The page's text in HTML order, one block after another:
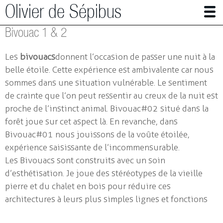
Olivier de Sépibus
Photographer | Artist
The Alps in mutation
Bee care full
works in Photography
Installations
Small architectures
Immersion
The red room
Place of birth
Bivouac 1 & 2
Les bivouacsdonnent l’occasion de passer une nuit à la
belle étoile. Cette expérience est ambivalente car nous
sommes dans une situation vulnérable. Le sentiment
de crainte que l’on peut ressentir au creux de la nuit est
proche de l’instinct animal. Bivouac#02 situé dans la
forêt joue sur cet aspect là. En revanche, dans
Bivouac#01 nous jouissons de la voûte étoilée,
expérience saisissante de l’incommensurable.
Les Bivouacs sont construits avec un soin
d’esthétisation. Je joue des stéréotypes de la vieille
pierre et du chalet en bois pour réduire ces
architectures à leurs plus simples lignes et fonctions